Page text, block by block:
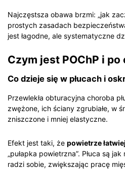
Najczęstsza obawa brzmi: „jak
prostych zasadach
jest łagodne, ale systematyczne
Czym jest POChP i
Co dzieje się w płucach i
Przewlekła obturacyjna choroba
zwężone, ich ściany zgrubiałe, w
zniszczone i mniej elastyczne.
Efekt jest taki, że powietrze
„pułapka powietrzna”. Płuca są
radzi sobie, zwiększając pracę